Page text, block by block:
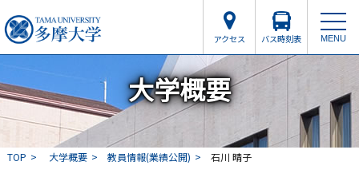
アクセス バス時刻表 MENU
大学概要
TOP 大学概要 教員情報(業績公開) 石川 晴子